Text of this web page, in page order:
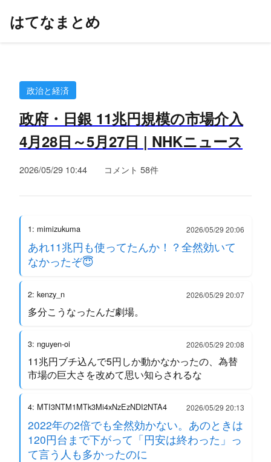
はてなまとめ
政治と経済
政府・日銀 11兆円規模の市場介入
4月28日～5月27日 | NHKニュース
2026/05/29 10:44 コメント 58件
1: mimizukuma 2026/05/29 20:06
あれ11兆円も使ってたんか！？全然効いて
なかったぞ😇
2: kenzy_n 2026/05/29 20:07
多分こうなったんだ劇場。
3: nguyen-oi 2026/05/29 20:08
11兆円ブチ込んで5円しか動かなかったの、為替
市場の巨大さを改めて思い知らされるな
4: MTI3NTM1MTk3Mi4xNzEzNDI2NTA4 2026/05/29 20:13
2022年の2倍でも全然効かない。あのときは
120円台まで下がって「円安は終わった」っ
て言う人も多かったのに